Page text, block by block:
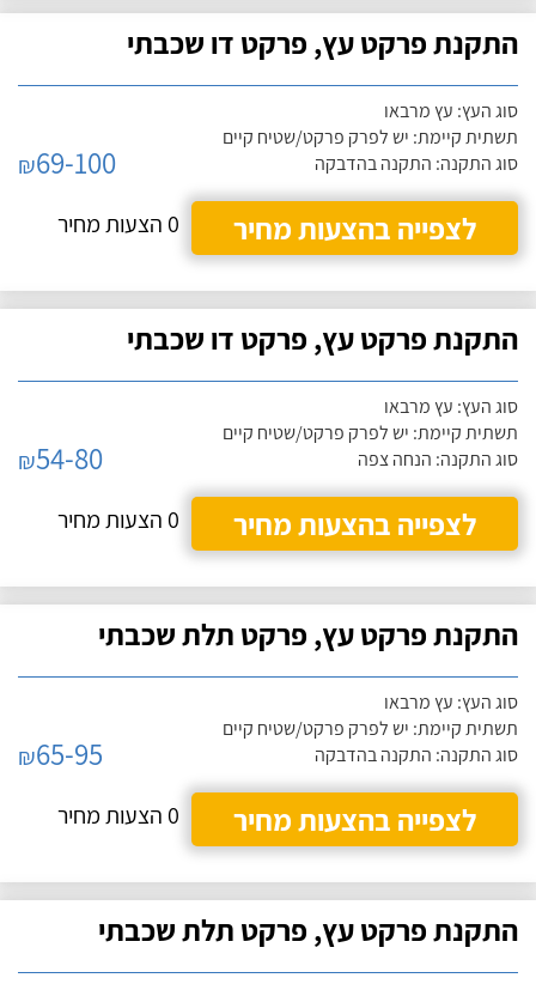
התקנת פרקט עץ, פרקט דו שכבתי
סוג העץ: עץ מרבאו
תשתית קיימת: יש לפרק פרקט/שטיח קיים
סוג התקנה: התקנה בהדבקה
₪69-100
לצפייה בהצעות מחיר
0 הצעות מחיר
התקנת פרקט עץ, פרקט דו שכבתי
סוג העץ: עץ מרבאו
תשתית קיימת: יש לפרק פרקט/שטיח קיים
סוג התקנה: הנחה צפה
₪54-80
לצפייה בהצעות מחיר
0 הצעות מחיר
התקנת פרקט עץ, פרקט תלת שכבתי
סוג העץ: עץ מרבאו
תשתית קיימת: יש לפרק פרקט/שטיח קיים
סוג התקנה: התקנה בהדבקה
₪65-95
לצפייה בהצעות מחיר
0 הצעות מחיר
התקנת פרקט עץ, פרקט תלת שכבתי